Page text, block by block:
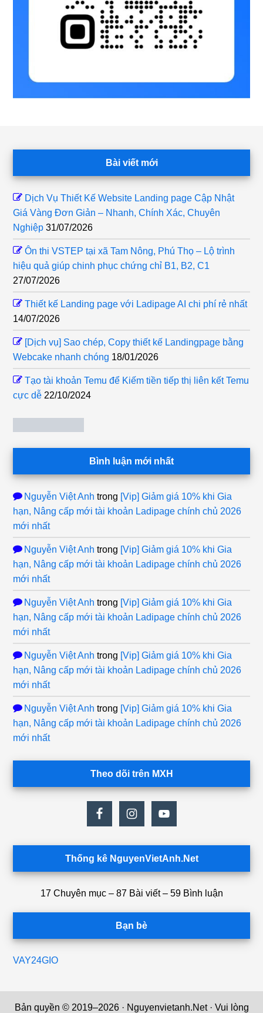
Bài viết mới
Dịch Vụ Thiết Kế Website Landing page Cập Nhật
Giá Vàng Đơn Giản – Nhanh, Chính Xác, Chuyên
Nghiệp 31/07/2026
Ôn thi VSTEP tại xã Tam Nông, Phú Thọ – Lộ trình
hiệu quả giúp chinh phục chứng chỉ B1, B2, C1
27/07/2026
Thiết kế Landing page với Ladipage AI chi phí rẻ nhất
14/07/2026
[Dịch vụ] Sao chép, Copy thiết kế Landingpage bằng
Webcake nhanh chóng 18/01/2026
Tạo tài khoản Temu để Kiếm tiền tiếp thị liên kết Temu
cực dễ 22/10/2024
Bình luận mới nhất
Nguyễn Việt Anh trong [Vip] Giảm giá 10% khi Gia
hạn, Nâng cấp mới tài khoản Ladipage chính chủ 2026
mới nhất
Nguyễn Việt Anh trong [Vip] Giảm giá 10% khi Gia
hạn, Nâng cấp mới tài khoản Ladipage chính chủ 2026
mới nhất
Nguyễn Việt Anh trong [Vip] Giảm giá 10% khi Gia
hạn, Nâng cấp mới tài khoản Ladipage chính chủ 2026
mới nhất
Nguyễn Việt Anh trong [Vip] Giảm giá 10% khi Gia
hạn, Nâng cấp mới tài khoản Ladipage chính chủ 2026
mới nhất
Nguyễn Việt Anh trong [Vip] Giảm giá 10% khi Gia
hạn, Nâng cấp mới tài khoản Ladipage chính chủ 2026
mới nhất
Theo dõi trên MXH
Thống kê NguyenVietAnh.Net
17 Chuyên mục – 87 Bài viết – 59 Bình luận
Bạn bè
VAY24GIO
Bản quyền © 2019–2026 · Nguyenvietanh.Net · Vui lòng